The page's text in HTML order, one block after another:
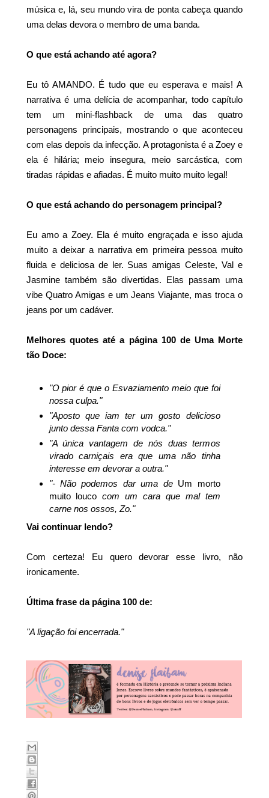
música e, lá, seu mundo vira de ponta cabeça quando
uma delas devora o membro de uma banda.
O que está achando até agora?
Eu tô AMANDO. É tudo que eu esperava e mais! A
narrativa é uma delícia de acompanhar, todo capítulo
tem um mini-flashback de uma das quatro
personagens principais, mostrando o que aconteceu
com elas depois da infecção. A protagonista é a Zoey e
ela é hilária; meio insegura, meio sarcástica, com
tiradas rápidas e afiadas. É muito muito muito legal!
O que está achando do personagem principal?
Eu amo a Zoey. Ela é muito engraçada e isso ajuda
muito a deixar a narrativa em primeira pessoa muito
fluida e deliciosa de ler. Suas amigas Celeste, Val e
Jasmine também são divertidas. Elas passam uma
vibe Quatro Amigas e um Jeans Viajante, mas troca o
jeans por um cadáver.
Melhores quotes até a página 100 de Uma Morte
tão Doce:
"O pior é que o Esvaziamento meio que foi
nossa culpa."
"Aposto que iam ter um gosto delicioso
junto dessa Fanta com vodca."
"A única vantagem de nós duas termos
virado carniçais era que uma não tinha
interesse em devorar a outra."
"- Não podemos dar uma de Um morto
muito louco com um cara que mal tem
carne nos ossos, Zo."
Vai continuar lendo?
Com certeza! Eu quero devorar esse livro, não
ironicamente.
Última frase da página 100 de:
"A ligação foi encerrada."